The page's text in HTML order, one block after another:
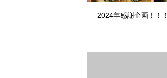
2024年感謝企画！！！